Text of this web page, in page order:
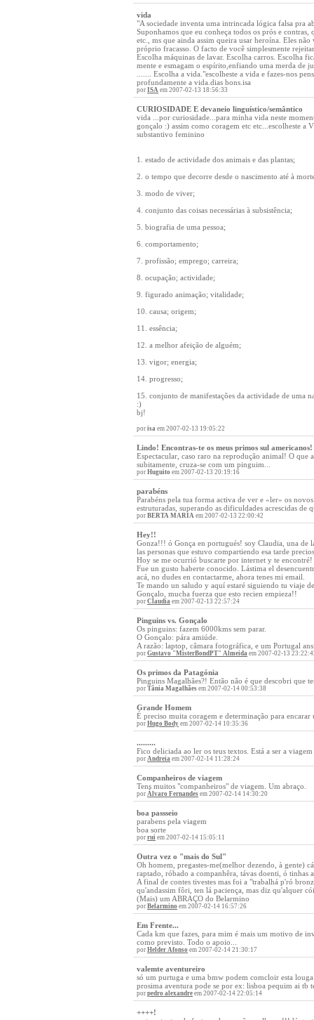
vida
"A sociedade inventa uma intrincada lógica falsa pra
Suponhamos que eu conheça todos os prós e
etc., ms que ainda assim queira usar heroína. Eles
próprio fracasso. O facto de você simplesmente
Escolha máquinas de lavar. Escolha carros. Escolha
mente e esmagam o espírito,enfiando uma merda de
....... Escolha a vida."escolheste a vida e fazes-nos
profundamente a vida.dias bons.isa
por ISA em 2007-02-13 18:56:33
CURIOSIDADE E devaneio linguístico/semântico
vida ...por curiosidade...para minha vida neste
gonçalo :) assim como coragem etc etc...escolheste
substantivo feminino
1. estado de actividade dos animais e das plantas;
2. o tempo que decorre desde o nascimento até à
3. modo de viver;
4. conjunto das coisas necessárias à subsistência;
5. biografia de uma pessoa;
6. comportamento;
7. profissão; emprego; carreira;
8. ocupação; actividade;
9. figurado animação; vitalidade;
10. causa; origem;
11. essência;
12. a melhor afeição de alguém;
13. vigor; energia;
14. progresso;
15. conjunto de manifestações da actividade de uma
:)
bj!
por isa em 2007-02-13 19:05:22
Lindo! Encontras-te os meus primos sul americanos!
Espectacular, caso raro na reprodução animal! O que
subitamente, cruza-se com um pinguim...
por Huguito em 2007-02-13 20:19:16
parabéns
Parabéns pela tua forma activa de ver e «ler» os
estruturadas, superando as dificuldades acrescidas
por BERTA MARIA em 2007-02-13 22:00:42
Hey!!
Gonza!!! ó Gonça en portugués! soy Claudia, una de
las personas que estuvo compartiendo esa tarde
Hoy se me ocurrió buscarte por internet y te encontré!
Fue un gusto haberte conocido. Lástima el
acá, no dudes en contactarme, ahora tenes mi email.
Te mando un saludo y aquí estaré siguiendo tu viaje
Gonçalo, mucha fuerza que esto recien empieza!!
por Claudia em 2007-02-13 22:57:24
Pinguins vs. Gonçalo
Os pinguins: fazem 6000kms sem parar.
O Gonçalo: pára amiúde.
A razão: laptop, câmara fotográfica, e um Portugal
por Gustavo "MisterBondPT" Almeida em 2007-02-13
Os primos da Patagónia
Pinguins Magalhães?! Então não é que descobri que
por Tânia Magalhães em 2007-02-14 00:53:38
Grande Homem
É preciso muita coragem e determinação para
por Hugo Body em 2007-02-14 10:35:36
.........
Fico deliciada ao ler os teus textos. Está a ser a
por Andreia em 2007-02-14 11:28:24
Companheiros de viagem
Tens muitos "companheiros" de viagem. Um abraço.
por Álvaro Fernandes em 2007-02-14 14:30:20
boa passseio
parabens pela viagem
boa sorte
por rui em 2007-02-14 15:05:11
Outra vez o "mais do Sul"
Oh homem, pregastes-me(melhor dezendo, à gente)
raptado, róbado a companhêra, távas doenti, ó tinhas
A final de contes tivestes mas foi a "trabalhá p'ró
qu'andassim fôri, ten lá paciença, mas diz qu'alquer
(Mais) um ABRAÇO do Belarmino
por Belarmino em 2007-02-14 16:57:26
Em Frente...
Cada km que fazes, para mim é mais um motivo de
como previsto. Todo o apoio...
por Helder Afonso em 2007-02-14 21:30:17
valemte aventureiro
só um purtuga e uma bmw podem comcloir esta
prosima aventura pode se por ex: lisboa pequim ai tb
por pedro alexandre em 2007-02-14 22:05:14
++++!